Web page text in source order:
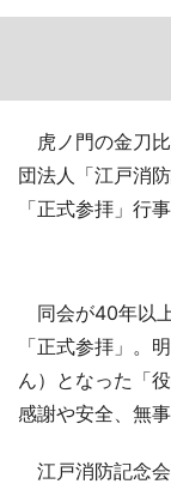
虎ノ門の金刀比
団法人「江戸消
「正式参拝」行
同会が40年以
「正式参拝」。
ん）となった「
感謝や安全、無事
江戸消防記念